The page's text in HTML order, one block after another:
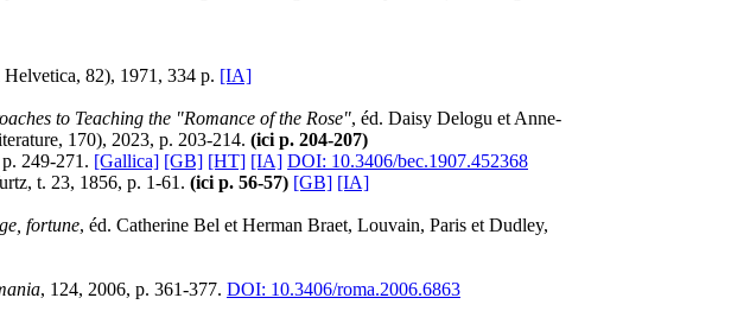
82), 1971, 334 p. [IA]
to Teaching the "Romance of the Rose", éd. Daisy Delogu et Anne-
170), 2023, p. 203-214. (ici p. 204-207)
249-271. [Gallica] [GB] [HT] [IA] DOI: 10.3406/bec.1907.452368
t. 23, 1856, p. 1-61. (ici p. 56-57) [GB] [IA]
fortune, éd. Catherine Bel et Herman Braet, Louvain, Paris et Dudley,
, 124, 2006, p. 361-377. DOI: 10.3406/roma.2006.6863